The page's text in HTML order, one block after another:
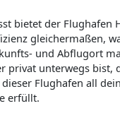
bietet der Flughafen
gleichermaßen,
und Abflugort
privat unterwegs bist,
Flughafen all
erfüllt.